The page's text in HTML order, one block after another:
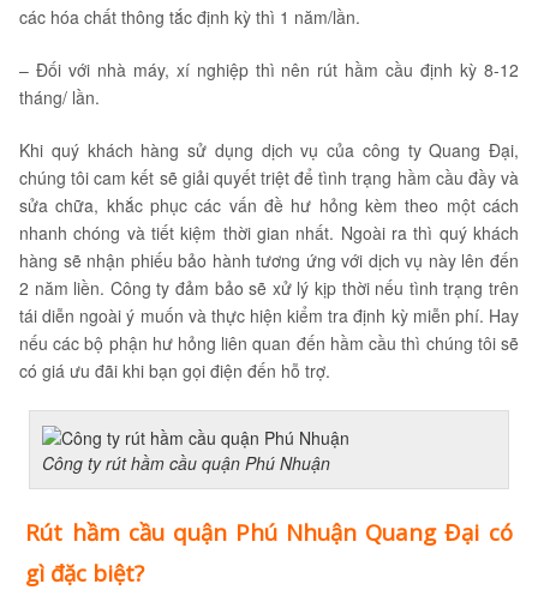
các hóa chất thông tắc định kỳ thì 1 năm/lần.
– Đối với nhà máy, xí nghiệp thì nên rút hầm cầu định kỳ 8-12
tháng/ lần.
Khi quý khách hàng sử dụng dịch vụ của công ty Quang Đại,
chúng tôi cam kết sẽ giải quyết triệt để tình trạng hầm cầu đầy và
sửa chữa, khắc phục các vấn đề hư hỏng kèm theo một cách
nhanh chóng và tiết kiệm thời gian nhất. Ngoài ra thì quý khách
hàng sẽ nhận phiếu bảo hành tương ứng với dịch vụ này lên đến
2 năm liền. Công ty đảm bảo sẽ xử lý kịp thời nếu tình trạng trên
tái diễn ngoài ý muốn và thực hiện kiểm tra định kỳ miễn phí. Hay
nếu các bộ phận hư hỏng liên quan đến hầm cầu thì chúng tôi sẽ
có giá ưu đãi khi bạn gọi điện đến hỗ trợ.
Công ty rút hầm cầu quận Phú Nhuận
Rút hầm cầu quận Phú Nhuận Quang Đại có
gì đặc biệt?